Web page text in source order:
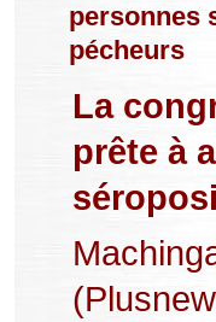
personnes
pécheurs
La
prête à